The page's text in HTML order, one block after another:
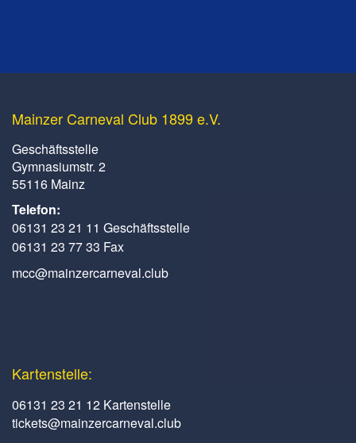
Mainzer Carneval Club 1899 e.V.
Geschäftsstelle
Gymnasiumstr. 2
55116 Mainz
Telefon:
06131 23 21 11 Geschäftsstelle
06131 23 77 33 Fax
mcc@mainzercarneval.club
Kartenstelle:
06131 23 21 12 Kartenstelle
tickets@mainzercarneval.club